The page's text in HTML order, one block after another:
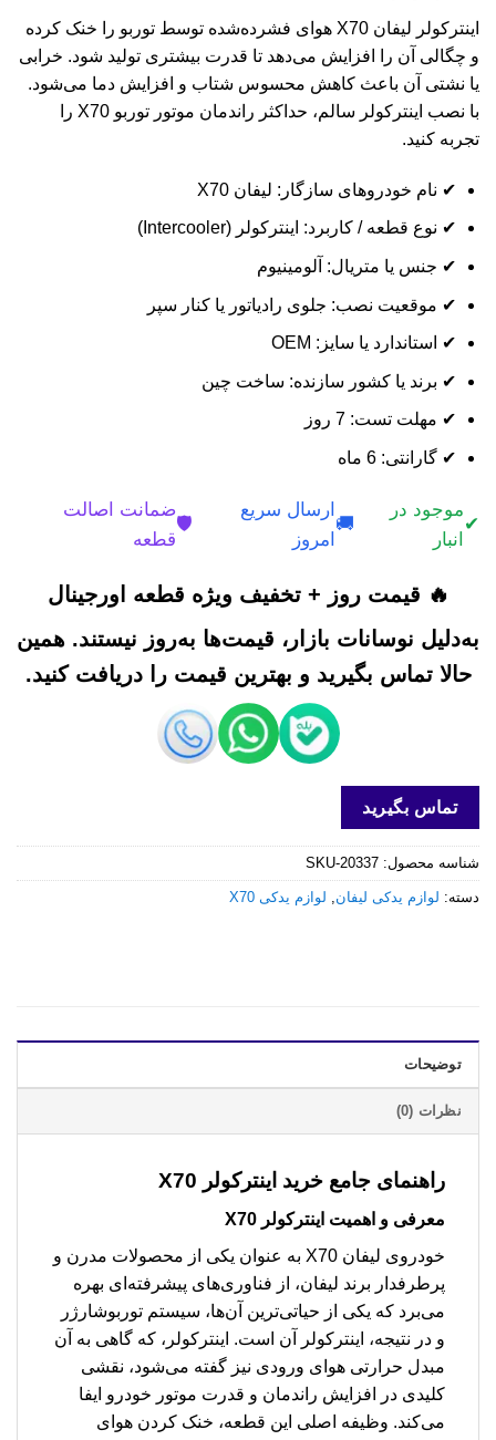
اینترکولر لیفان X70 هوای فشرده‌شده توسط توربو را خنک کرده
و چگالی آن را افزایش می‌دهد تا قدرت بیشتری تولید شود. خرابی
یا نشتی آن باعث کاهش محسوس شتاب و افزایش دما می‌شود.
با نصب اینترکولر سالم، حداکثر راندمان موتور توربو X70 را
تجربه کنید.
✔ نام خودروهای سازگار: لیفان X70
✔ نوع قطعه / کاربرد: اینترکولر (Intercooler)
✔ جنس یا متریال: آلومینیوم
✔ موقعیت نصب: جلوی رادیاتور یا کنار سپر
✔ استاندارد یا سایز: OEM
✔ برند یا کشور سازنده: ساخت چین
✔ مهلت تست: 7 روز
✔ گارانتی: 6 ماه
✔
موجود در
انبار
🚚
ارسال سریع
امروز
🛡️
ضمانت اصالت
قطعه
🔥 قیمت روز + تخفیف ویژه قطعه اورجینال
به‌دلیل نوسانات بازار، قیمت‌ها به‌روز نیستند. همین
حالا تماس بگیرید و بهترین قیمت را دریافت کنید.
تماس بگیرید
شناسه محصول: SKU-20337
دسته: لوازم یدکی لیفان, لوازم یدکی X70
توضیحات
نظرات (0)
راهنمای جامع خرید اینترکولر X70
معرفی و اهمیت اینترکولر X70
خودروی لیفان X70 به عنوان یکی از محصولات مدرن و
پرطرفدار برند لیفان، از فناوری‌های پیشرفته‌ای بهره
می‌برد که یکی از حیاتی‌ترین آن‌ها، سیستم توربوشارژر
و در نتیجه، اینترکولر آن است. اینترکولر، که گاهی به آن
مبدل حرارتی هوای ورودی نیز گفته می‌شود، نقشی
کلیدی در افزایش راندمان و قدرت موتور خودرو ایفا
می‌کند. وظیفه اصلی این قطعه، خنک کردن هوای